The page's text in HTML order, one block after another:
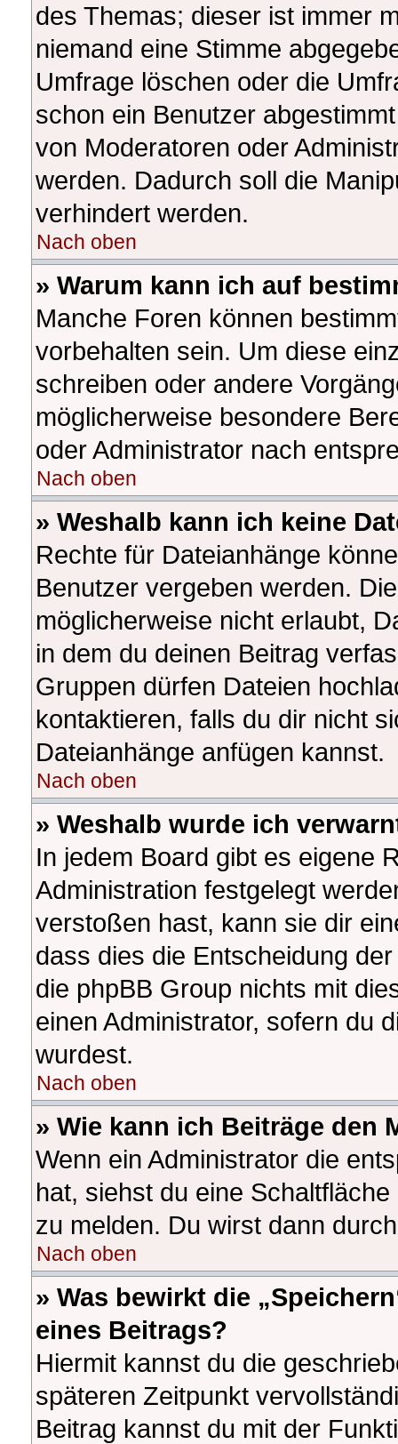
des Themas; dieser ist immer
niemand eine Stimme
Umfrage löschen oder die
schon ein Benutzer
von Moderatoren oder
werden. Dadurch soll die
verhindert werden.
Nach oben
» Warum kann ich auf
Manche Foren können
vorbehalten sein. Um diese
schreiben oder andere
möglicherweise besondere
oder Administrator nach
Nach oben
» Weshalb kann ich keine
Rechte für Dateianhänge
Benutzer vergeben werden.
möglicherweise nicht erlaubt,
in dem du deinen Beitrag
Gruppen dürfen Dateien
kontaktieren, falls du dir nicht
Dateianhänge anfügen kannst.
Nach oben
» Weshalb wurde ich
In jedem Board gibt es eigene
Administration festgelegt
verstoßen hast, kann sie dir
dass dies die Entscheidung
die phpBB Group nichts mit
einen Administrator, sofern du
wurdest.
Nach oben
» Wie kann ich Beiträge den
Wenn ein Administrator die
hat, siehst du eine
zu melden. Du wirst dann
Nach oben
» Was bewirkt die
eines Beitrags?
Hiermit kannst du die
späteren Zeitpunkt
Beitrag kannst du mit der